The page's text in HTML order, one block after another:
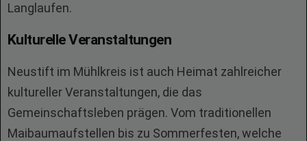
Langlaufen.
Kulturelle Veranstaltungen
Neustift im Mühlkreis ist auch Heimat zahlreicher
kultureller Veranstaltungen, die das
Gemeinschaftsleben prägen. Vom traditionellen
Maibaumaufstellen bis zu Sommerfesten, welche